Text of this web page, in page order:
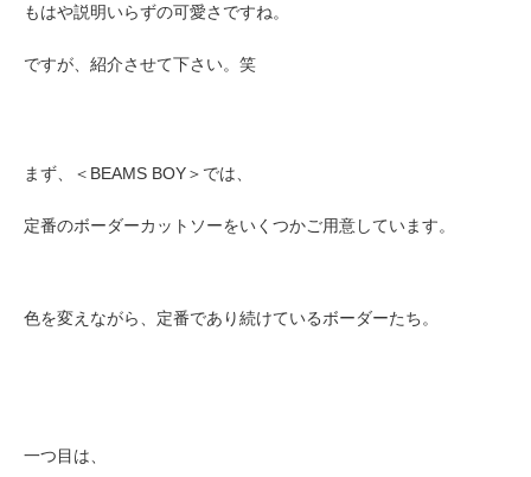
もはや説明いらずの可愛さですね。
ですが、紹介させて下さい。笑
まず、 ＜BEAMS BOY＞では、
定番のボーダーカットソーをいくつかご用意しています。
色を変えながら、定番であり続けているボーダーたち。
一つ目は、